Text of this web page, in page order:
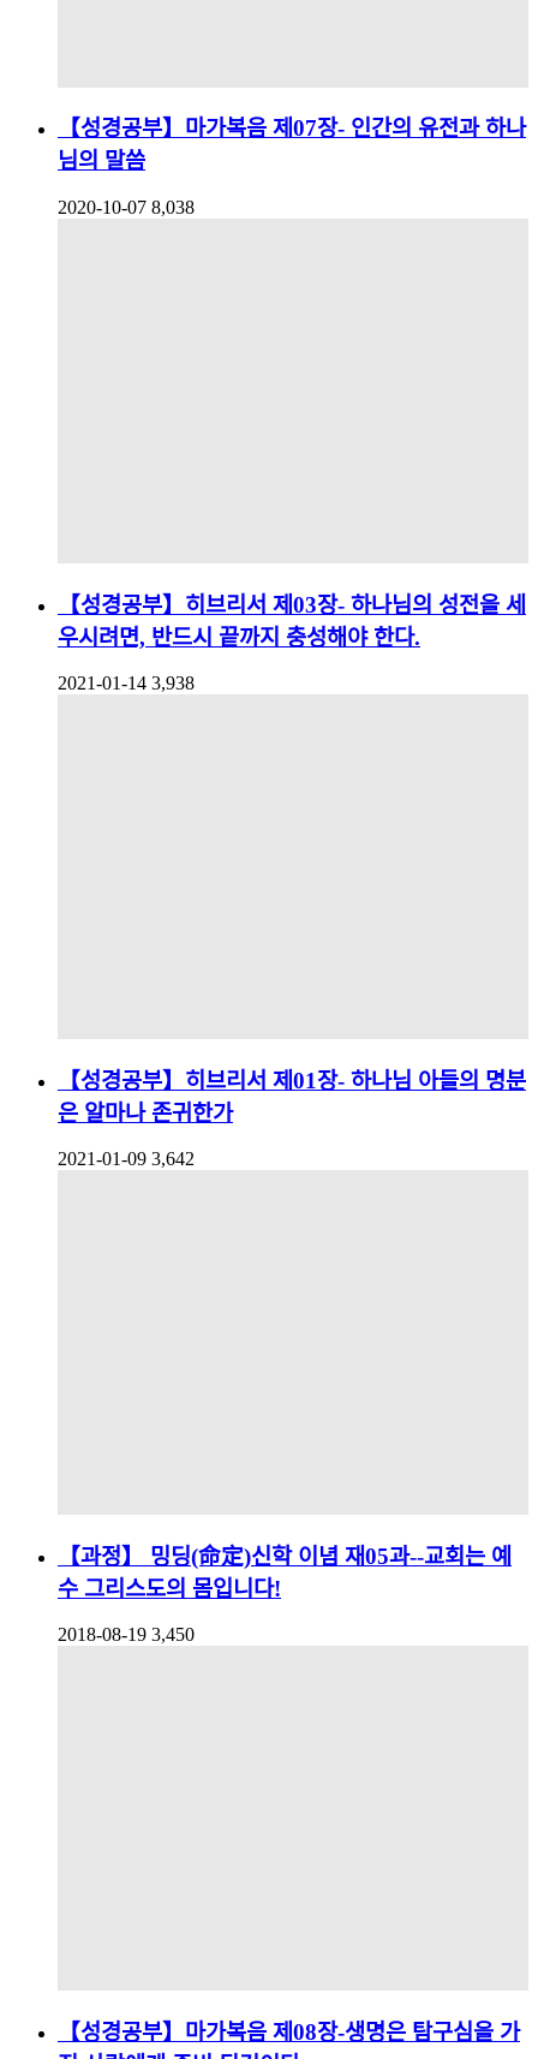
【성경공부】마가복음 제07장- 인간의 유전과 하나
님의 말씀
2020-10-07 8,038
【성경공부】히브리서 제03장- 하나님의 성전을 세
우시려면, 반드시 끝까지 충성해야 한다.
2021-01-14 3,938
【성경공부】히브리서 제01장- 하나님 아들의 명분
은 알마나 존귀한가
2021-01-09 3,642
【과정】 밍딩(命定)신학 이념 재05과--교회는 예
수 그리스도의 몸입니다!
2018-08-19 3,450
【성경공부】마가복음 제08장-생명은 탐구심을 가